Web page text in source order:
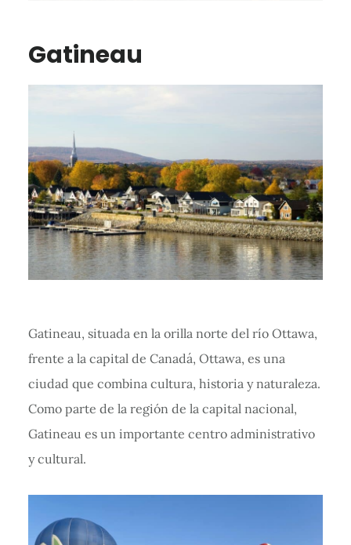
Gatineau
Gatineau, situada en la orilla norte del río Ottawa,
frente a la capital de Canadá, Ottawa, es una
ciudad que combina cultura, historia y naturaleza.
Como parte de la región de la capital nacional,
Gatineau es un importante centro administrativo
y cultural.